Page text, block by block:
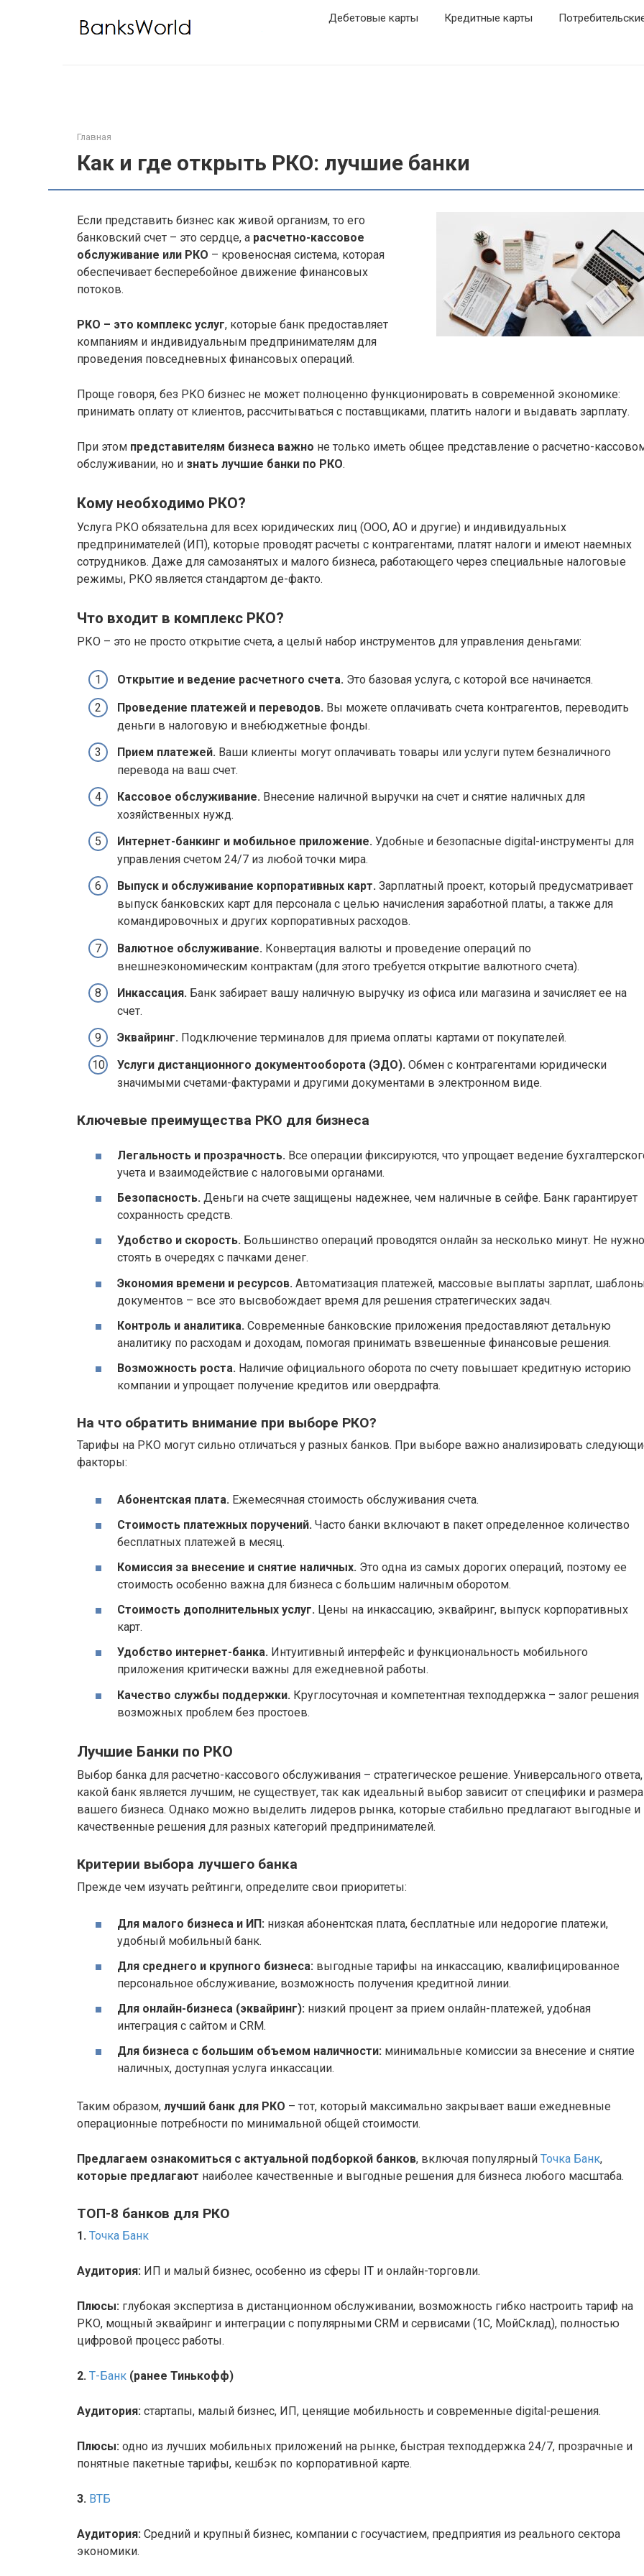
Дебетовые карты Кредитные карты
Главная
Как и где открыть РКО: лучшие банки
Если представить бизнес как живой организм, то его
банковский счет – это сердце, а расчетно-кассовое
обслуживание или РКО – кровеносная система, которая
обеспечивает бесперебойное движение финансовых
потоков.
РКО – это комплекс услуг, которые банк предоставляет
компаниям и индивидуальным предпринимателям для
проведения повседневных финансовых операций.
Проще говоря, без РКО бизнес не может полноценно функционировать в современной экономике:
принимать оплату от клиентов, рассчитываться с поставщиками, платить налоги и выдавать зарплату.
При этом представителям бизнеса важно не только иметь общее представление о расчетно-
обслуживании, но и знать лучшие банки по РКО.
Кому необходимо РКО?
Услуга РКО обязательна для всех юридических лиц (ООО, АО и другие) и индивидуальных
предпринимателей (ИП), которые проводят расчеты с контрагентами, платят налоги и имеют наемных
сотрудников. Даже для самозанятых и малого бизнеса, работающего через специальные налоговые
режимы, РКО является стандартом де-факто.
Что входит в комплекс РКО?
РКО – это не просто открытие счета, а целый набор инструментов для управления деньгами:
Открытие и ведение расчетного счета. Это базовая услуга, с которой все начинается.
Проведение платежей и переводов. Вы можете оплачивать счета контрагентов, переводить
деньги в налоговую и внебюджетные фонды.
Прием платежей. Ваши клиенты могут оплачивать товары или услуги путем безналичного
перевода на ваш счет.
Кассовое обслуживание. Внесение наличной выручки на счет и снятие наличных для
хозяйственных нужд.
Интернет-банкинг и мобильное приложение. Удобные и безопасные digital-инструменты для
управления счетом 24/7 из любой точки мира.
Выпуск и обслуживание корпоративных карт. Зарплатный проект, который предусматривает
выпуск банковских карт для персонала с целью начисления заработной платы, а также для
командировочных и других корпоративных расходов.
Валютное обслуживание. Конвертация валюты и проведение операций по
внешнеэкономическим контрактам (для этого требуется открытие валютного счета).
Инкассация. Банк забирает вашу наличную выручку из офиса или магазина и зачисляет ее на
счет.
Эквайринг. Подключение терминалов для приема оплаты картами от покупателей.
Услуги дистанционного документооборота (ЭДО). Обмен с контрагентами юридически
значимыми счетами-фактурами и другими документами в электронном виде.
Ключевые преимущества РКО для бизнеса
Легальность и прозрачность. Все операции фиксируются, что упрощает ведение
учета и взаимодействие с налоговыми органами.
Безопасность. Деньги на счете защищены надежнее, чем наличные в сейфе. Банк гарантирует
сохранность средств.
Удобство и скорость. Большинство операций проводятся онлайн за несколько минут. Не нужно
стоять в очередях с пачками денег.
Экономия времени и ресурсов. Автоматизация платежей, массовые выплаты зарплат,
документов – все это высвобождает время для решения стратегических задач.
Контроль и аналитика. Современные банковские приложения предоставляют детальную
аналитику по расходам и доходам, помогая принимать взвешенные финансовые решения.
Возможность роста. Наличие официального оборота по счету повышает кредитную историю
компании и упрощает получение кредитов или овердрафта.
На что обратить внимание при выборе РКО?
Тарифы на РКО могут сильно отличаться у разных банков. При выборе важно анализировать
факторы:
Абонентская плата. Ежемесячная стоимость обслуживания счета.
Стоимость платежных поручений. Часто банки включают в пакет определенное количество
бесплатных платежей в месяц.
Комиссия за внесение и снятие наличных. Это одна из самых дорогих операций, поэтому ее
стоимость особенно важна для бизнеса с большим наличным оборотом.
Стоимость дополнительных услуг. Цены на инкассацию, эквайринг, выпуск корпоративных
карт.
Удобство интернет-банка. Интуитивный интерфейс и функциональность мобильного
приложения критически важны для ежедневной работы.
Качество службы поддержки. Круглосуточная и компетентная техподдержка – залог решения
возможных проблем без простоев.
Лучшие Банки по РКО
Выбор банка для расчетно-кассового обслуживания – стратегическое решение. Универсального ответа,
какой банк является лучшим, не существует, так как идеальный выбор зависит от специфики и размера
вашего бизнеса. Однако можно выделить лидеров рынка, которые стабильно предлагают выгодные и
качественные решения для разных категорий предпринимателей.
Критерии выбора лучшего банка
Прежде чем изучать рейтинги, определите свои приоритеты:
Для малого бизнеса и ИП: низкая абонентская плата, бесплатные или недорогие платежи,
удобный мобильный банк.
Для среднего и крупного бизнеса: выгодные тарифы на инкассацию, квалифицированное
персональное обслуживание, возможность получения кредитной линии.
Для онлайн-бизнеса (эквайринг): низкий процент за прием онлайн-платежей, удобная
интеграция с сайтом и CRM.
Для бизнеса с большим объемом наличности: минимальные комиссии за внесение и снятие
наличных, доступная услуга инкассации.
Таким образом, лучший банк для РКО – тот, который максимально закрывает ваши ежедневные
операционные потребности по минимальной общей стоимости.
Предлагаем ознакомиться с актуальной подборкой банков, включая популярный Точка Банк,
которые предлагают наиболее качественные и выгодные решения для бизнеса любого масштаба.
ТОП-8 банков для РКО
1. Точка Банк
Аудитория: ИП и малый бизнес, особенно из сферы IT и онлайн-торговли.
Плюсы: глубокая экспертиза в дистанционном обслуживании, возможность гибко настроить тариф на
РКО, мощный эквайринг и интеграции с популярными CRM и сервисами (1С, МойСклад), полностью
цифровой процесс работы.
2. Т-Банк (ранее Тинькофф)
Аудитория: стартапы, малый бизнес, ИП, ценящие мобильность и современные digital-решения.
Плюсы: одно из лучших мобильных приложений на рынке, быстрая техподдержка 24/7, прозрачные и
понятные пакетные тарифы, кешбэк по корпоративной карте.
3. ВТБ
Аудитория: Средний и крупный бизнес, компании с госучастием, предприятия из реального сектора
экономики.